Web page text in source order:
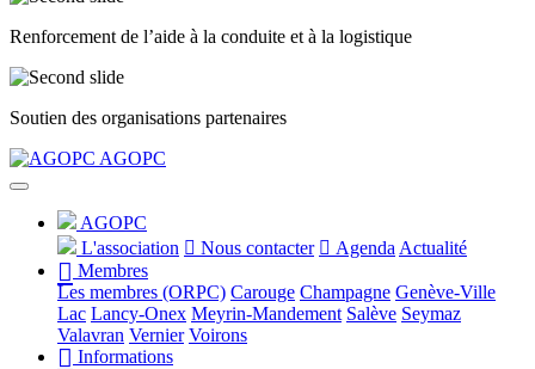
Renforcement de l’aide à la conduite et à la logistique
Soutien des organisations partenaires
Précédent
Suivant AGOPC
AGOPC
L'association
Nous contacter Agenda Actualité
Membres
Les membres (ORPC) Carouge Champagne Genève-Ville
Lac Lancy-Onex Meyrin-Mandement Salève Seymaz
Valavran Vernier Voirons
Informations